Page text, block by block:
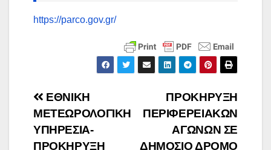
https://parco.gov.gr/
Πλοήγηση
άρθρων
ΠΡΟΚΗΡΥΞΗ
ΠΕΡΙΦΕΡΕΙΑΚΩΝ
ΑΓΩΝΩΝ ΣΕ
ΔΗΜΟΣΙΟ ΔΡΟΜΟ
ΕΘΝΙΚΗ
ΜΕΤΕΩΡΟΛΟΓΙΚΗ
ΥΠΗΡΕΣΙΑ-
ΠΡΟΚΗΡΥΞΗ